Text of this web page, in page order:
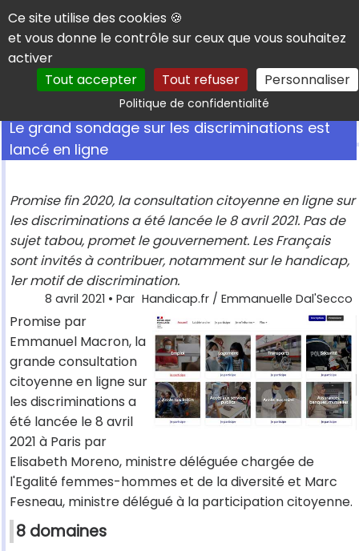
Panneau de gestion des cookies
Ce site utilise des cookies 🍪
et vous donne le contrôle sur ceux que vous souhaitez
activer
Tout accepter
Tout refuser Personnaliser
Politique de confidentialitéRechercher
Le grand sondage sur les discriminations est
lancé en ligne
Promise fin 2020, la consultation citoyenne en ligne sur
les discriminations a été lancée le 8 avril 2021. Pas de
sujet tabou, promet le gouvernement. Les Français
sont invités à contribuer, notamment sur le handicap,
1er motif de discrimination.
8 avril 2021 • Par Handicap.fr / Emmanuelle Dal'Secco
Promise par
Emmanuel Macron, la
grande consultation
citoyenne en ligne sur
les discriminations a
été lancée le 8 avril
2021 à Paris par
Elisabeth Moreno, ministre déléguée chargée de
l'Egalité femmes-hommes et de la diversité et Marc
Fesneau, ministre délégué à la participation citoyenne.
8 domaines